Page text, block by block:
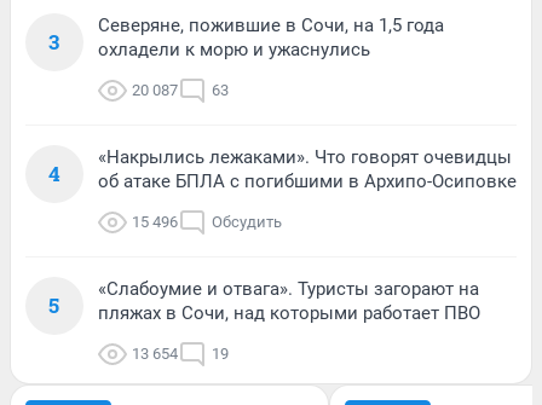
3
Северяне, пожившие в Сочи, на 1,5 года
охладели к морю и ужаснулись
20 087 63
4
«Накрылись лежаками». Что говорят очевидцы
об атаке БПЛА с погибшими в Архипо-Осиповке
15 496 Обсудить
5
«Слабоумие и отвага». Туристы загорают на
пляжах в Сочи, над которыми работает ПВО
13 654 19